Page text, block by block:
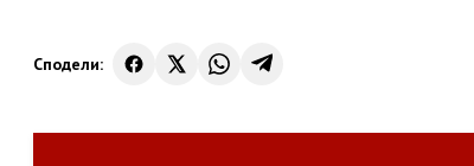
Сподели: